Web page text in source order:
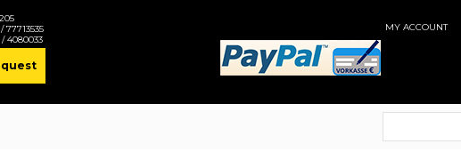
77713535
/ 4080033
MY ACCOUNT